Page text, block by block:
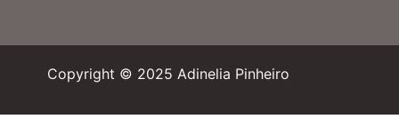
Copyright © 2025 Adinelia Pinheiro